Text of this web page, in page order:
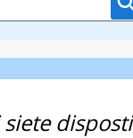
disposti